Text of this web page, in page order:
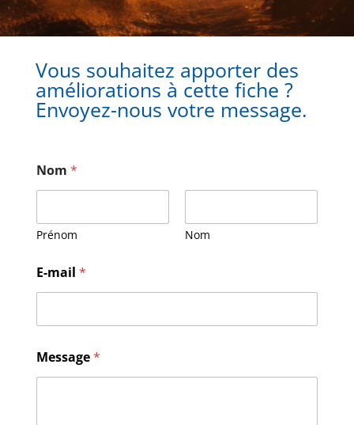
Vous souhaitez apporter des
améliorations à cette fiche ?
Envoyez-nous votre message.
Nom *
Prénom Nom
o
m
e
s
a
g
E-mail *
Message*